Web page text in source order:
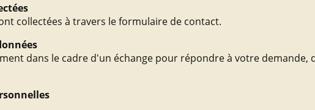
collectées à travers le formulaire de contact.
dans le cadre d'un échange pour répondre à votre demande,